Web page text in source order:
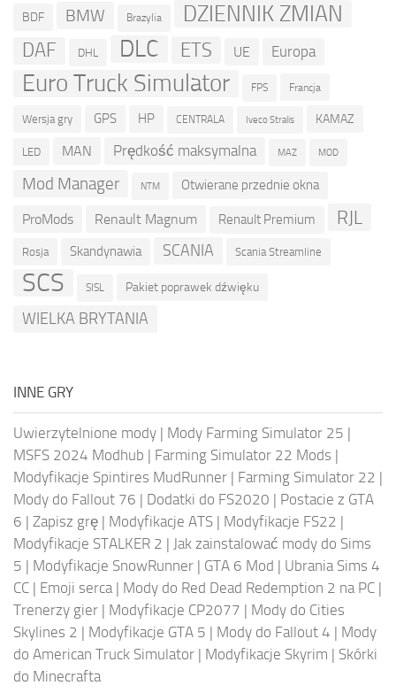
BDF BMW Brazylia DZIENNIK ZMIAN
DAF DHL DLC ETS UE Europa
Euro Truck Simulator FPS Francja
Wersja gry GPS HP CENTRALA Iveco Stralis KAMAZ
LED MAN Prędkość maksymalna MAZ MOD
Mod Manager NTM Otwierane przednie okna
ProMods Renault Magnum Renault Premium RJL
Rosja Skandynawia SCANIA Scania Streamline
SCS SISL Pakiet poprawek dźwięku
WIELKA BRYTANIA
INNE GRY
Uwierzytelnione mody | Mody Farming Simulator 25 |
MSFS 2024 Modhub | Farming Simulator 22 Mods |
Modyfikacje Spintires MudRunner | Farming Simulator 22 |
Mody do Fallout 76 | Dodatki do FS2020 | Postacie z GTA
6 | Zapisz grę | Modyfikacje ATS | Modyfikacje FS22 |
Modyfikacje STALKER 2 | Jak zainstalować mody do Sims
5 | Modyfikacje SnowRunner | GTA 6 Mod | Ubrania Sims 4
CC | Emoji serca| Mody do Red Dead Redemption 2 na PC |
Trenerzy gier | Modyfikacje CP2077 | Mody do Cities
Skylines 2 | Modyfikacje GTA 5 | Mody do Fallout 4 | Mody
do American Truck Simulator | Modyfikacje Skyrim | Skórki
do Minecrafta